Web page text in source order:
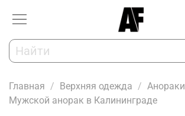
Главная Верхняя одежда
Анораки
Мужской анорак в Калининграде